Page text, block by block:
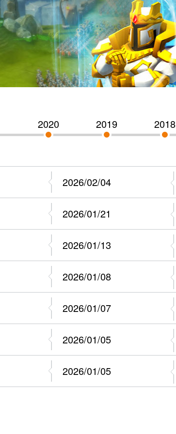
2020 2019 2018
2026/02/04
2026/01/21
2026/01/13
2026/01/08
2026/01/07
2026/01/05
2026/01/05